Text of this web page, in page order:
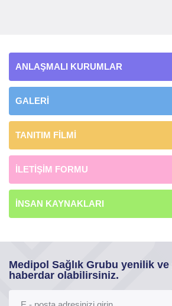
ANLAŞMALI KURUMLAR
GALERİ
TANITIM FİLMİ
İLETİŞİM FORMU
İNSAN KAYNAKLARI
Medipol Sağlık Grubu yenilik
haberdar olabilirsiniz.